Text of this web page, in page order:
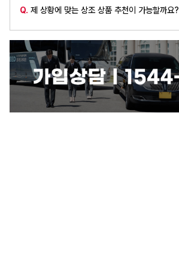
Q. 제 상황에 맞는 상조 상품 추천이 가능할까요?